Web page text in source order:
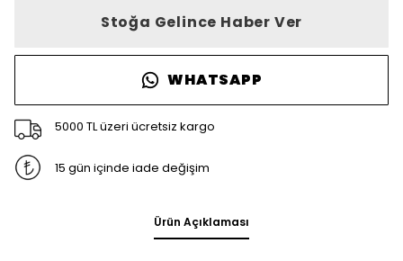
Stoğa Gelince Haber Ver
WHATSAPP
5000 TL üzeri ücretsiz kargo
15 gün içinde iade değişim
Ürün Açıklaması